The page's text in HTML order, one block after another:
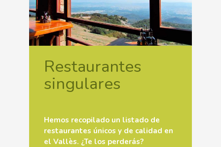
Restaurantes
singulares
Hemos recopilado un listado de
restaurantes únicos y de calidad en
el Vallès. ¿Te los perderás?